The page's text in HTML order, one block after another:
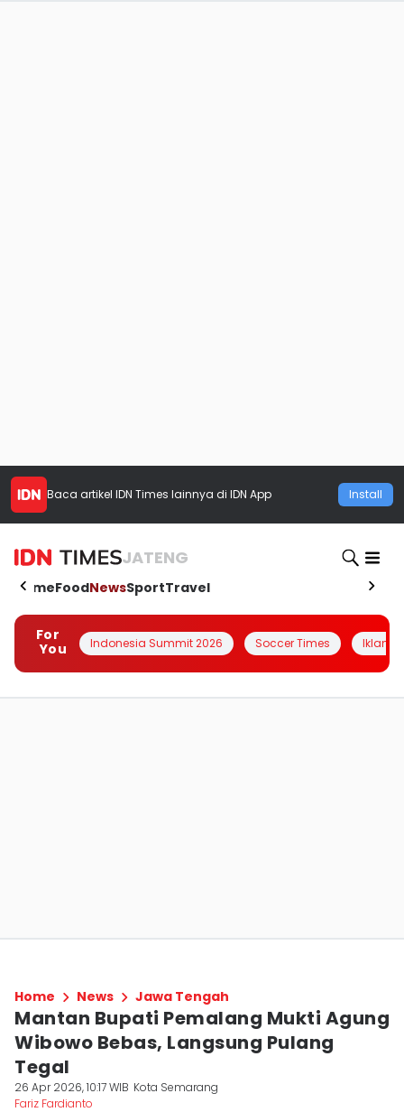
Baca artikel IDN Times lainnya di IDN App Install
JATENG
HomeFoodNewsSportTravel
For
You
Indonesia Summit 2026 Soccer Times Iklanin
Home News Jawa Tengah
Mantan Bupati Pemalang Mukti Agung
Wibowo Bebas, Langsung Pulang
Tegal
26 Apr 2026, 10:17 WIB Kota Semarang
Fariz Fardianto